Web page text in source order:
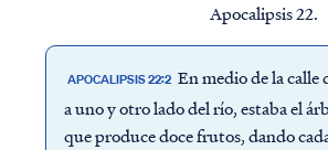
Apocalipsis 22.
APOCALIPSIS 22:2 En medio de la calle
a uno y otro lado del río, estaba el
que produce doce frutos, dando